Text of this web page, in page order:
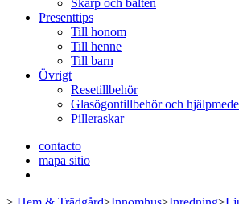
Skärp och bälten
Presenttips
Till honom
Till henne
Till barn
Övrigt
Resetillbehör
Glasögontillbehör och
Pilleraskar
contacto
mapa sitio